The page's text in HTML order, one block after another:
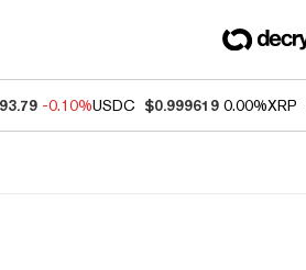
-0.10%USDC $0.999619 0.00%XRP